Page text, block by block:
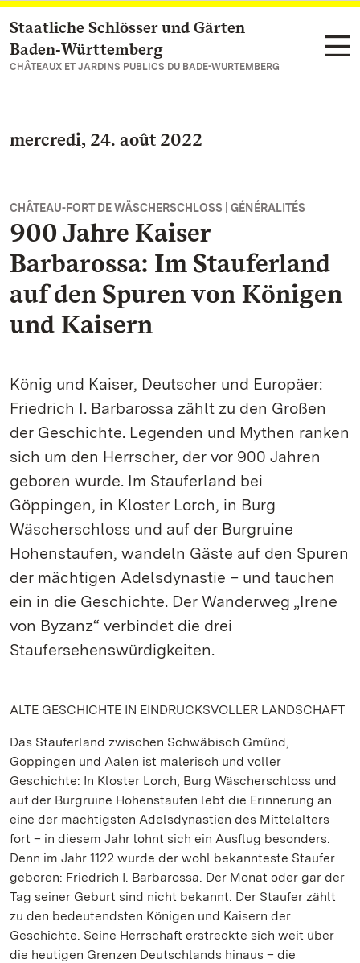
Vers la page d’accueil
Staatliche Schlösser und Gärten
Baden‑Württemberg
CHÂTEAUX ET JARDINS PUBLICS DU BADE-WURTEMBERG
mercredi, 24. août 2022
CHÂTEAU-FORT DE WÄSCHERSCHLOSS | GÉNÉRALITÉS
900 Jahre Kaiser
Barbarossa: Im Stauferland
auf den Spuren von Königen
und Kaisern
König und Kaiser, Deutscher und Europäer:
Friedrich I. Barbarossa zählt zu den Großen
der Geschichte. Legenden und Mythen ranken
sich um den Herrscher, der vor 900 Jahren
geboren wurde. Im Stauferland bei
Göppingen, in Kloster Lorch, in Burg
Wäscherschloss und auf der Burgruine
Hohenstaufen, wandeln Gäste auf den Spuren
der mächtigen Adelsdynastie – und tauchen
ein in die Geschichte. Der Wanderweg „Irene
von Byzanz“ verbindet die drei
Staufersehenswürdigkeiten.
ALTE GESCHICHTE IN EINDRUCKSVOLLER LANDSCHAFT
Das Stauferland zwischen Schwäbisch Gmünd,
Göppingen und Aalen ist malerisch und voller
Geschichte: In Kloster Lorch, Burg Wäscherschloss und
auf der Burgruine Hohenstaufen lebt die Erinnerung an
eine der mächtigsten Adelsdynastien des Mittelalters
fort – in diesem Jahr lohnt sich ein Ausflug besonders.
Denn im Jahr 1122 wurde der wohl bekannteste Staufer
geboren: Friedrich I. Barbarossa. Der Monat oder gar der
Tag seiner Geburt sind nicht bekannt. Der Staufer zählt
zu den bedeutendsten Königen und Kaisern der
Geschichte. Seine Herrschaft erstreckte sich weit über
die heutigen Grenzen Deutschlands hinaus – die